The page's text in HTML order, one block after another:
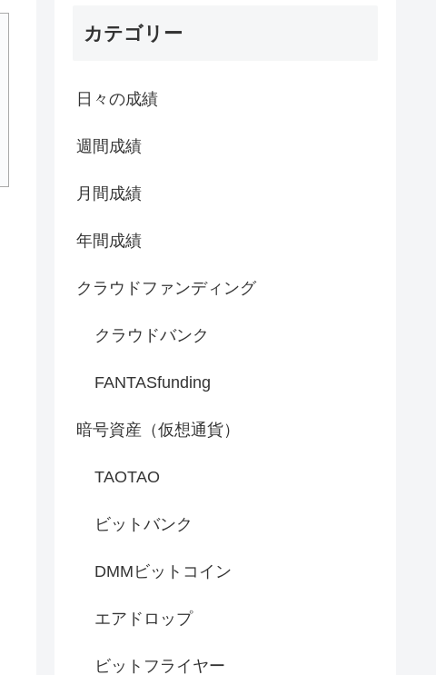
カテゴリー
日々の成績
週間成績
月間成績
年間成績
クラウドファンディング
クラウドバンク
FANTASfunding
暗号資産（仮想通貨）
TAOTAO
ビットバンク
DMMビットコイン
エアドロップ
ビットフライヤー